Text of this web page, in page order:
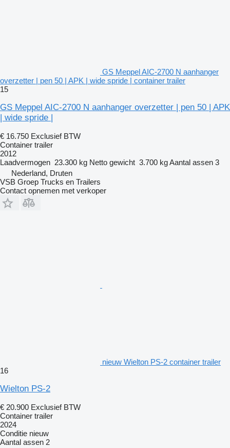
GS Meppel AIC-2700 N aanhanger
overzetter | pen 50 | APK | wide spride | container trailer
15
GS Meppel AIC-2700 N aanhanger overzetter | pen 50 | APK
| wide spride |
€ 16.750 Exclusief BTW
Container trailer
2012
Laadvermogen 23.300 kg Netto gewicht 3.700 kgAantal assen 3
Nederland, Druten
VSB Groep Trucks en Trailers
Contact opnemen met verkoper
nieuw Wielton PS-2 container trailer
16
Wielton PS-2
€ 20.900 Exclusief BTW
Container trailer
2024
Conditie nieuw
Aantal assen 2